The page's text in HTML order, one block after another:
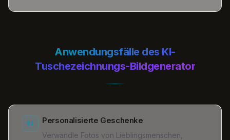
Anwendungsfälle des KI-
Tuschezeichnungs-Bildgenerator
01 Personalisierte Geschenke
Verwandle Fotos von Lieblingsmenschen,